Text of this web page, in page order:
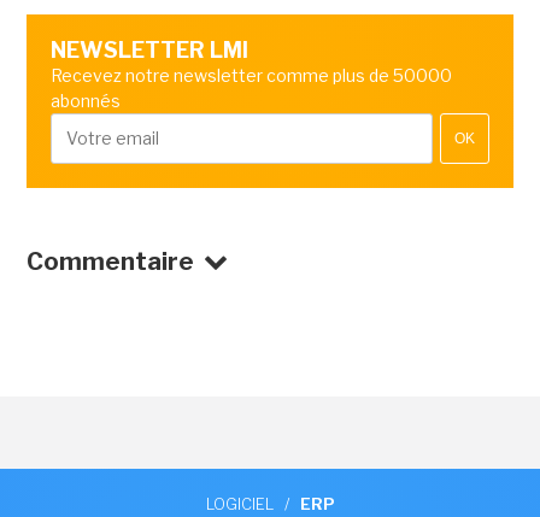
NEWSLETTER LMI
Recevez notre newsletter comme plus de 50000
abonnés
OK
Commentaire
LOGICIEL / ERP